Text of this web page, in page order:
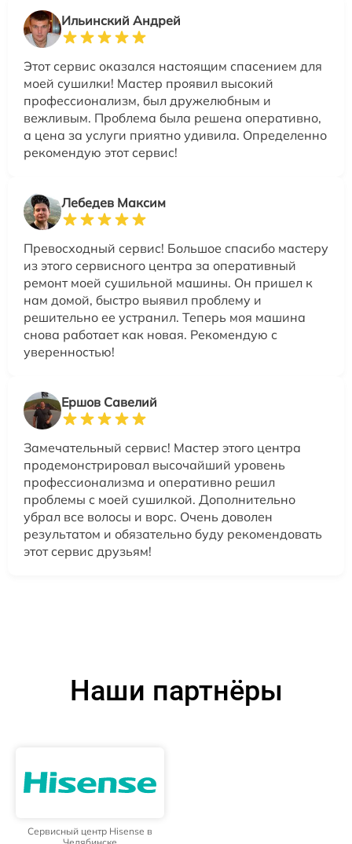
Ильинский Андрей
Этот сервис оказался настоящим спасением для
моей сушилки! Мастер проявил высокий
профессионализм, был дружелюбным и
вежливым. Проблема была решена оперативно,
а цена за услуги приятно удивила. Определенно
рекомендую этот сервис!
Лебедев Максим
Превосходный сервис! Большое спасибо мастеру
из этого сервисного центра за оперативный
ремонт моей сушильной машины. Он пришел к
нам домой, быстро выявил проблему и
решительно ее устранил. Теперь моя машина
снова работает как новая. Рекомендую с
уверенностью!
Ершов Савелий
Замечательный сервис! Мастер этого центра
продемонстрировал высочайший уровень
профессионализма и оперативно решил
проблемы с моей сушилкой. Дополнительно
убрал все волосы и ворс. Очень доволен
результатом и обязательно буду рекомендовать
этот сервис друзьям!
Наши партнёры
Сервисный центр Hisense в